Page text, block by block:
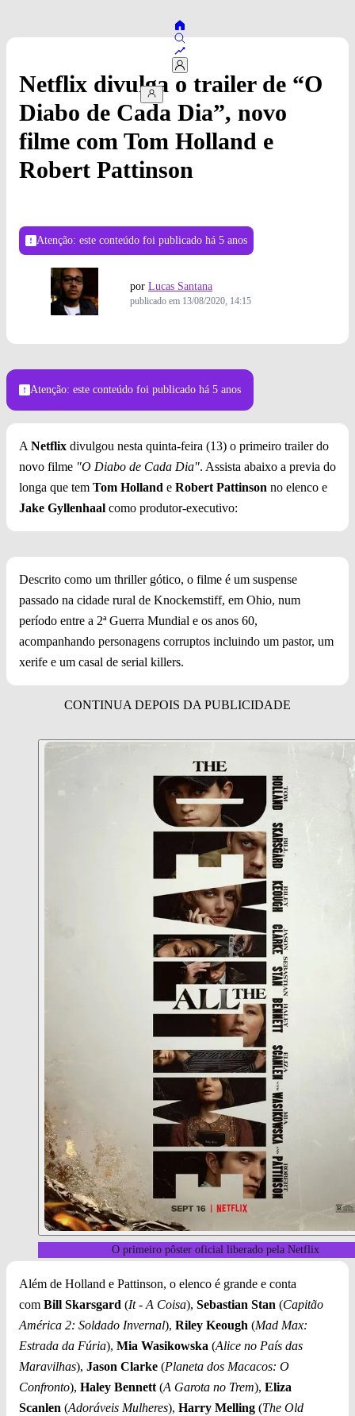
Netflix divulga o trailer de “O
Diabo de Cada Dia”, novo
filme com Tom Holland e
Robert Pattinson
Atenção: este conteúdo foi publicado há 5 anos
por Lucas Santana
publicado em 13/08/2020, 14:15
Atenção: este conteúdo foi publicado há 5 anos
A Netflix divulgou nesta quinta-feira (13) o primeiro trailer do
novo filme "O Diabo de Cada Dia". Assista abaixo a previa do
longa que tem Tom Holland e Robert Pattinson no elenco e
Jake Gyllenhaal como produtor-executivo:
Descrito como um thriller gótico, o filme é um suspense
passado na cidade rural de Knockemstiff, em Ohio, num
período entre a 2ª Guerra Mundial e os anos 60,
acompanhando personagens corruptos incluindo um pastor, um
xerife e um casal de serial killers.
O primeiro pôster oficial liberado pela Netflix
Além de Holland e Pattinson, o elenco é grande e conta
com Bill Skarsgard (It - A Coisa), Sebastian Stan (Capitão
América 2: Soldado Invernal), Riley Keough (Mad Max:
Estrada da Fúria), Mia Wasikowska (Alice no País das
Maravilhas), Jason Clarke (Planeta dos Macacos: O
Confronto), Haley Bennett (A Garota no Trem), Eliza
Scanlen (Adoráveis Mulheres), Harry Melling (The Old